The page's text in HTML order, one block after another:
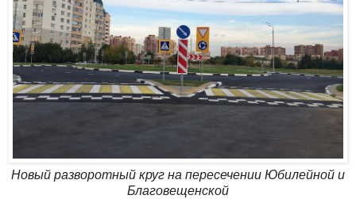
Новый разворотный круг на пересечении Юбилейной и
Благовещенской